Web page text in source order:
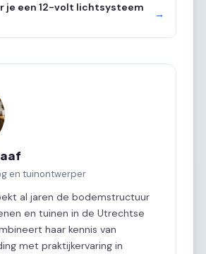
je een 12-volt lichtsysteem
→
en tuinontwerper
al jaren de bodemstructuur
en tuinen in de Utrechtse
haar kennis van
met praktijkervaring in